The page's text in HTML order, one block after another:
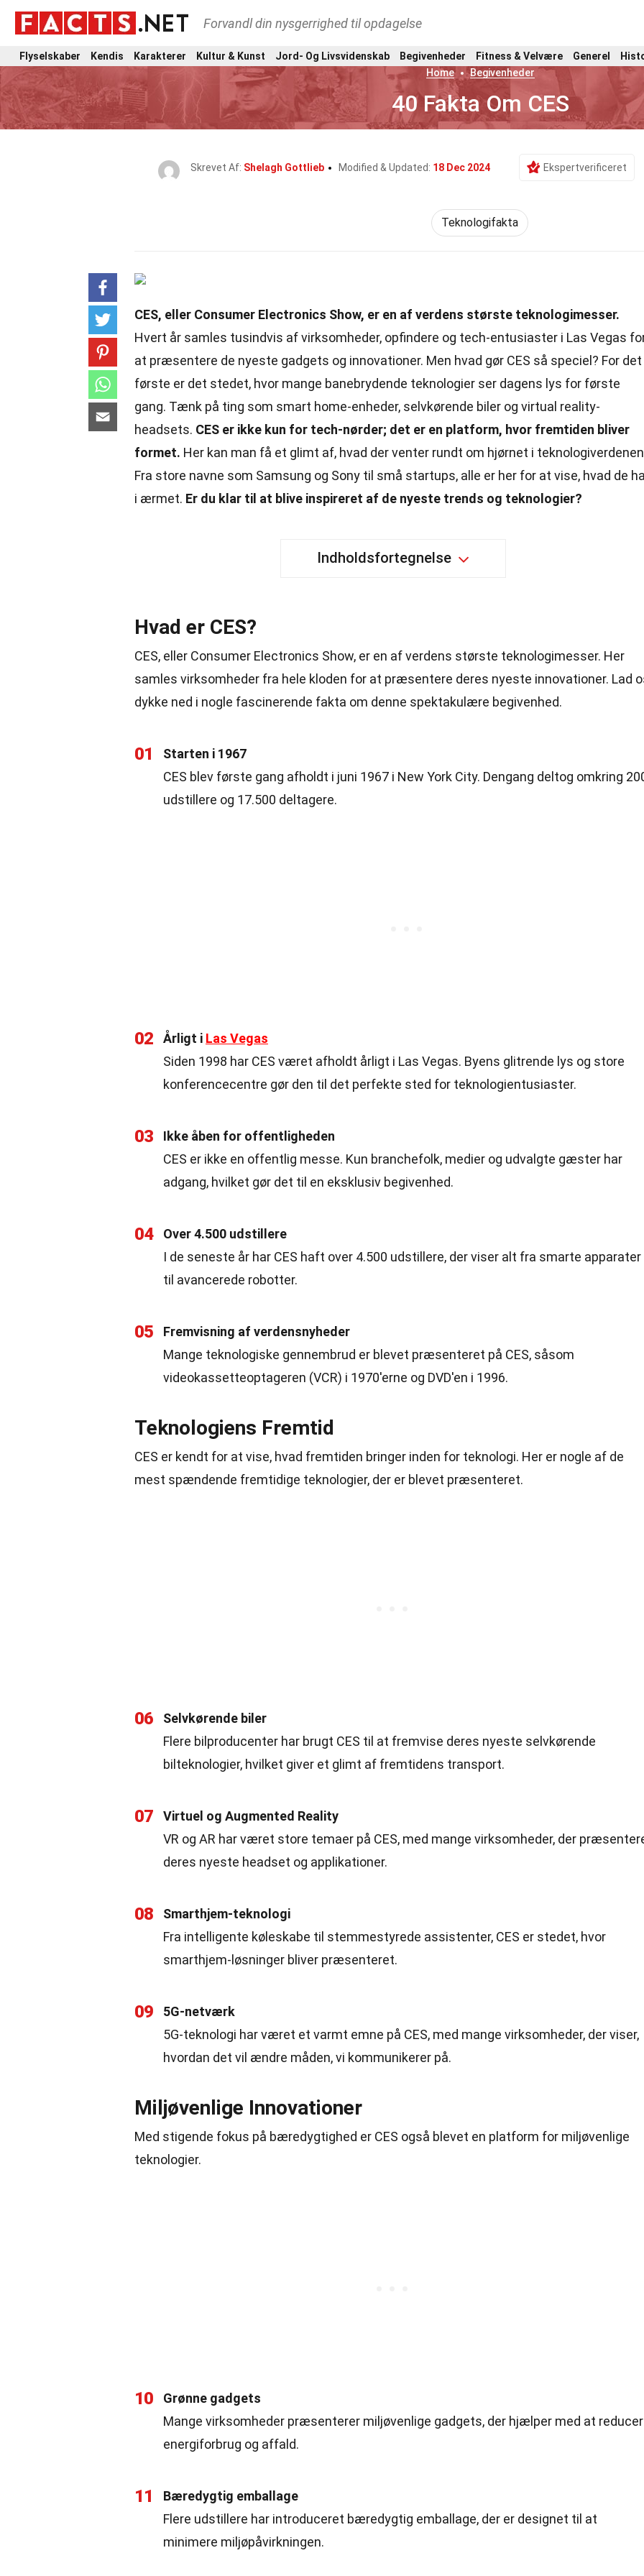
Forvandl din nysgerrighed til opdagelse
Flyselskaber Kendis Karakterer Kultur & Kunst Jord- Og Livsvidenskab Begivenheder Fitness & Velvære Generel
Home
Begivenheder
40 Fakta Om CES
Skrevet Af: Shelagh Gottlieb Modified & Updated: 18 Dec 2024 Ekspertverificeret
Teknologifakta
CES, eller Consumer Electronics Show, er en af verdens største teknologimesser.
Hvert år samles tusindvis af virksomheder, opfindere og tech-entusiaster i Las Vegas
at præsentere de nyeste gadgets og innovationer. Men hvad gør CES så speciel? For det
første er det stedet, hvor mange banebrydende teknologier ser dagens lys for første
gang. Tænk på ting som smart home-enheder, selvkørende biler og virtual reality-
headsets. CES er ikke kun for tech-nørder; det er en platform, hvor fremtiden bliver
formet. Her kan man få et glimt af, hvad der venter rundt om hjørnet i
Fra store navne som Samsung og Sony til små startups, alle er her for at vise, hvad de
i ærmet. Er du klar til at blive inspireret af de nyeste trends og teknologier?
Indholdsfortegnelse
Hvad er CES?
CES, eller Consumer Electronics Show, er en af verdens største teknologimesser. Her
samles virksomheder fra hele kloden for at præsentere deres nyeste innovationer. Lad
dykke ned i nogle fascinerende fakta om denne spektakulære begivenhed.
01
Starten i 1967
CES blev første gang afholdt i juni 1967 i New York City. Dengang deltog omkring
udstillere og 17.500 deltagere.
02 Årligt i Las Vegas
Siden 1998 har CES været afholdt årligt i Las Vegas. Byens glitrende lys og store
konferencecentre gør den til det perfekte sted for teknologientusiaster.
03
Ikke åben for offentligheden
CES er ikke en offentlig messe. Kun branchefolk, medier og udvalgte gæster har
adgang, hvilket gør det til en eksklusiv begivenhed.
04
Over 4.500 udstillere
I de seneste år har CES haft over 4.500 udstillere, der viser alt fra smarte apparater
til avancerede robotter.
05
Fremvisning af verdensnyheder
Mange teknologiske gennembrud er blevet præsenteret på CES, såsom
videokassetteoptageren (VCR) i 1970'erne og DVD'en i 1996.
Teknologiens Fremtid
CES er kendt for at vise, hvad fremtiden bringer inden for teknologi. Her er nogle af de
mest spændende fremtidige teknologier, der er blevet præsenteret.
06
Selvkørende biler
Flere bilproducenter har brugt CES til at fremvise deres nyeste selvkørende
bilteknologier, hvilket giver et glimt af fremtidens transport.
07
Virtuel og Augmented Reality
VR og AR har været store temaer på CES, med mange virksomheder, der
deres nyeste headset og applikationer.
08
Smarthjem-teknologi
Fra intelligente køleskabe til stemmestyrede assistenter, CES er stedet, hvor
smarthjem-løsninger bliver præsenteret.
09
5G-netværk
5G-teknologi har været et varmt emne på CES, med mange virksomheder, der viser,
hvordan det vil ændre måden, vi kommunikerer på.
Miljøvenlige Innovationer
Med stigende fokus på bæredygtighed er CES også blevet en platform for miljøvenlige
teknologier.
10
Grønne gadgets
Mange virksomheder præsenterer miljøvenlige gadgets, der hjælper med at
energiforbrug og affald.
11
Bæredygtig emballage
Flere udstillere har introduceret bæredygtig emballage, der er designet til at
minimere miljøpåvirkningen.